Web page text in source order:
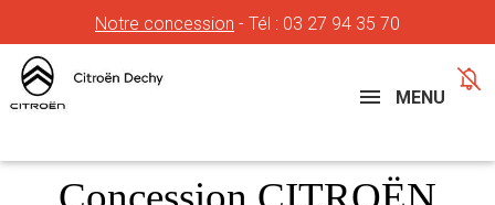
Notre concession - Tél : 03 27 94 35 70
Concessions
MENU